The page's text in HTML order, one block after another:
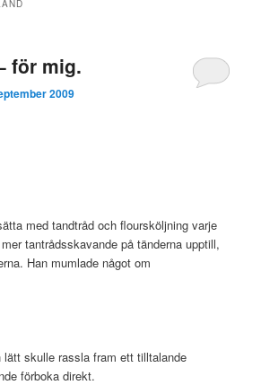
för mig.
2009
med tandtråd och floursköljning varje
tantrådsskavande på tänderna upptill,
Han mumlade något om
skulle rassla fram ett tilltalande
förboka direkt.